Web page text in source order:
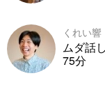
くれい響
ムダ話
75分